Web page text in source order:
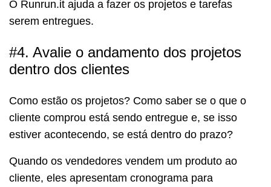
O Runrun.it ajuda a fazer os projetos e tarefas
serem entregues.
#4. Avalie o andamento dos projetos
dentro dos clientes
Como estão os projetos? Como saber se o que o
cliente comprou está sendo entregue e, se isso
estiver acontecendo, se está dentro do prazo?
Quando os vendedores vendem um produto ao
cliente, eles apresentam cronograma para